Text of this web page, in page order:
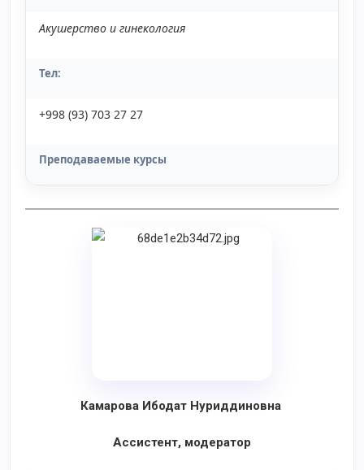
Акушерство и гинекология
Тел:
+998 (93) 703 27 27
Преподаваемые курсы
Камарова Ибодат Нуриддиновна
Ассистент, модератор